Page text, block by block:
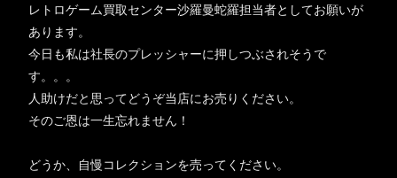
レトロゲーム買取センター沙羅曼蛇羅担当者としてお願いが
あります。
今日も私は社長のプレッシャーに押しつぶされそうで
す。。。
人助けだと思ってどうぞ当店にお売りください。
そのご恩は一生忘れません！
どうか、自慢コレクションを売ってください。